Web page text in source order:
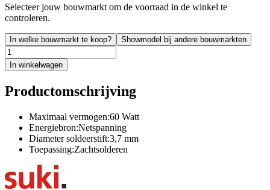
Selecteer jouw bouwmarkt om de voorraad in de winkel te
controleren.
In welke bouwmarkt te koop? Showmodel bij andere bouwmarkten
In winkelwagen
Productomschrijving
Maximaal vermogen:60 Watt
Energiebron:Netspanning
Diameter soldeerstift:3,7 mm
Toepassing:Zachtsolderen